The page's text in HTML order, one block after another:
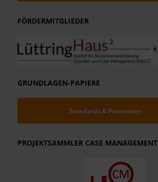
FÖRDERMITGLIEDER
GRUNDLAGEN-PAPIERE
Standards & Positionen
PROJEKTSAMMLER CASE MANAGEMENT